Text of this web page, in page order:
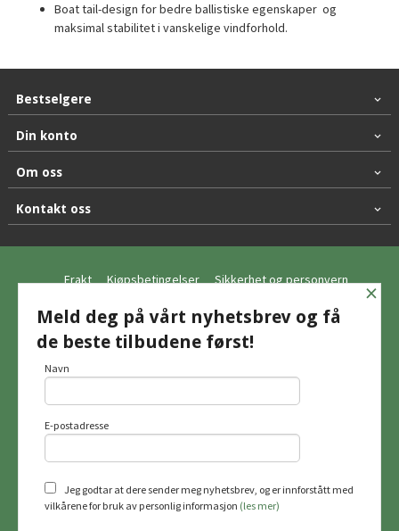
Boat tail-design for bedre ballistiske egenskaper og
maksimal stabilitet i vanskelige vindforhold.
Bestselgere
Din konto
Om oss
Kontakt oss
Frakt Kjøpsbetingelser Sikkerhet og personvern
Nyhetsbrev
© Hagemo Jakt og Friluft AS
Vår nettbutikk bruker cookies slik at du
hovedsaklig til å lagre
innloggingsdetaljer og huske hva du
×
Meld deg på vårt nyhetsbrev og få
de beste tilbudene først!
Navn
E-postadresse
Jeg godtar at dere sender meg nyhetsbrev, og er innforstått med
vilkårene for bruk av personlig informasjon (les mer)